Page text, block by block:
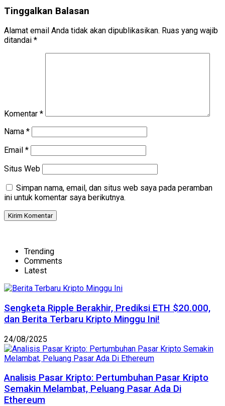
Tinggalkan Balasan
Alamat email Anda tidak akan dipublikasikan. Ruas yang wajib
ditandai *
Komentar *
Nama *
Email *
Situs Web
Simpan nama, email, dan situs web saya pada peramban
ini untuk komentar saya berikutnya.
Trending
Comments
Latest
Sengketa Ripple Berakhir, Prediksi ETH $20.000,
dan Berita Terbaru Kripto Minggu Ini!
24/08/2025
Analisis Pasar Kripto: Pertumbuhan Pasar Kripto
Semakin Melambat, Peluang Pasar Ada Di
Ethereum